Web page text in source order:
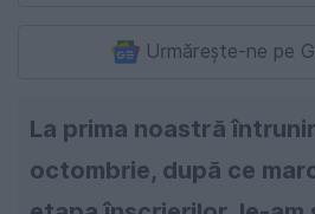
Urmărește-ne pe
La prima noastră
octombrie, după ce